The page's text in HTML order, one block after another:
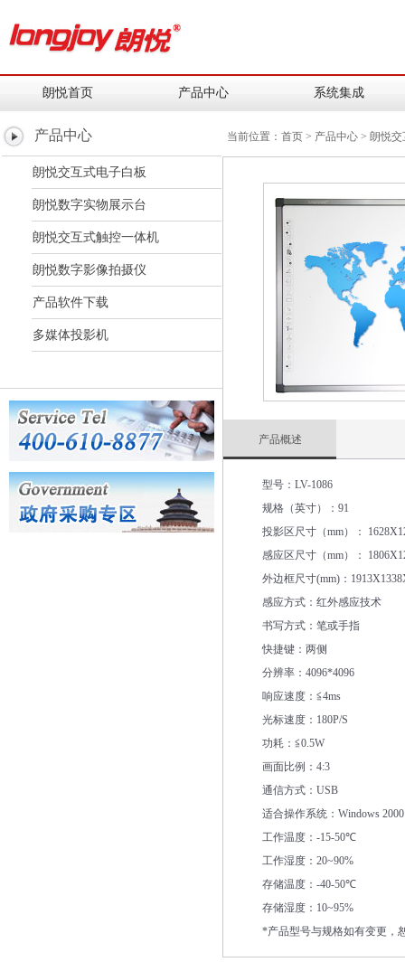
朗悦首页 产品中心 系统集成
产品中心
朗悦交互式电子白板
朗悦数字实物展示台
朗悦交互式触控一体机
朗悦数字影像拍摄仪
产品软件下载
多媒体投影机
当前位置： 首页 > 产品中心 > 朗悦交
产品概述
型号： LV-1086
规格（英寸）： 91
投影区尺寸（mm）：
感应区尺寸（mm）：
外边框尺寸(mm) ：
感应方式：红外感应技术
书写方式：笔或手指
快捷键：两侧
分辨率： 4096*4096
响应速度：≦4ms
光标速度： 180P/S
功耗：≦0.5W
画面比例： 4:3
通信方式： USB
适合操作系统： Windows
工作温度： -15-50℃
工作湿度： 20~90%
存储温度： -40-50℃
存储湿度： 10~95%
*产品型号与规格如有变更，